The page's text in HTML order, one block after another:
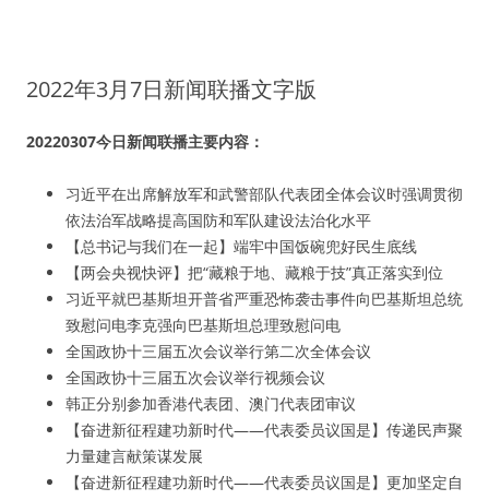
2022年3月7日新闻联播文字版
20220307今日新闻联播主要内容：
习近平在出席解放军和武警部队代表团全体会议时强调贯彻
依法治军战略提高国防和军队建设法治化水平
【总书记与我们在一起】端牢中国饭碗兜好民生底线
【两会央视快评】把“藏粮于地、藏粮于技”真正落实到位
习近平就巴基斯坦开普省严重恐怖袭击事件向巴基斯坦总统
致慰问电李克强向巴基斯坦总理致慰问电
全国政协十三届五次会议举行第二次全体会议
全国政协十三届五次会议举行视频会议
韩正分别参加香港代表团、澳门代表团审议
【奋进新征程建功新时代——代表委员议国是】传递民声聚
力量建言献策谋发展
【奋进新征程建功新时代——代表委员议国是】更加坚定自